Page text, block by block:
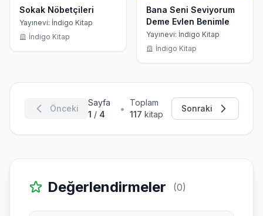
Sokak Nöbetçileri
Yayınevi: İndigo Kitap
İndigo Kitap
Bana Seni Seviyorum
Deme Evlen Benimle
Yayınevi: İndigo Kitap
İndigo Kitap
Önceki
Sayfa
1 / 4 •
Toplam
117 kitap
Sonraki
Değerlendirmeler (0)